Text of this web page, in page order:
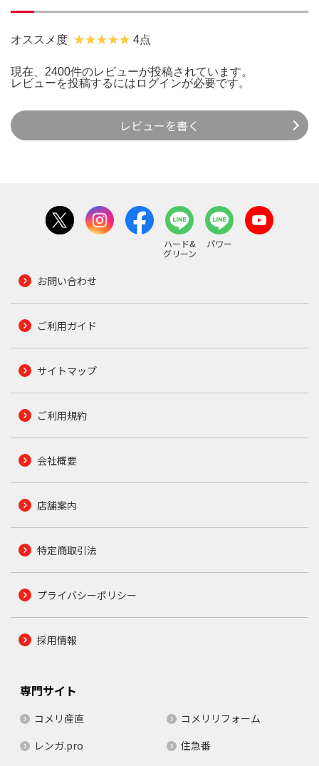
オススメ度 4点
現在、2400件のレビューが投稿されています。
レビューを投稿するには ログインが必要です。
レビューを書く
ハード&
グリーン
パワー
お問い合わせ
ご利用ガイド
サイトマップ
ご利用規約
会社概要
店舗案内
特定商取引法
プライバシーポリシー
採用情報
専門サイト
コメリ産直
コメリリフォーム
レンガ.pro
住急番